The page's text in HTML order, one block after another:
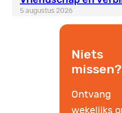
5 augustus 2026
Niets
missen?
Ontvang
wekelijks